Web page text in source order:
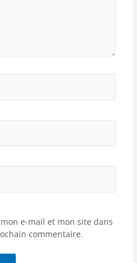
e-mail et mon site dans
commentaire.